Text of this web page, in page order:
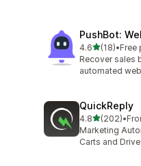
PushBot:
4.6滿分 5 顆星
(18)
共有 18 則評價
•Free
Recover sales
automated
QuickReply
4.8滿分 5 顆星
(202)
共有 202 則評價
•
Marketing
Carts and